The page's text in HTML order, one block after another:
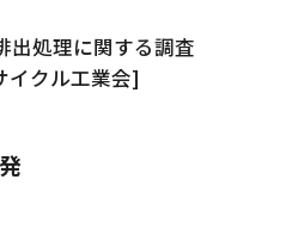
処理に関する調査
イクル工業会]